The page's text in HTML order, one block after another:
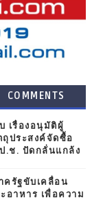
COMMENTS
เรื่องอนุมัติผู้
ประสงค์จัดซื้อ
.ช. ปัดกลั่นแกล้ง
ครัฐขับเคลื่อน
อาหาร เพื่อความ